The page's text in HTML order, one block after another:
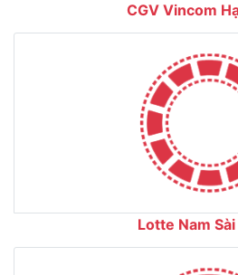
CGV Vincom
Lotte Nam Sài